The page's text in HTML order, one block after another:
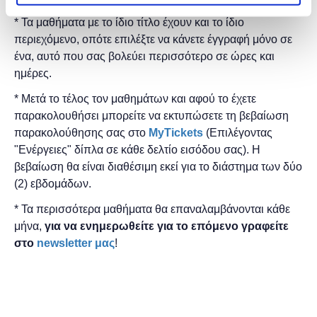
* Τα μαθήματα με το ίδιο τίτλο έχουν και το ίδιο
περιεχόμενο, οπότε επιλέξτε να κάνετε έγγραφή μόνο σε
ένα, αυτό που σας βολεύει περισσότερο σε ώρες και
ημέρες.
* Μετά το τέλος τον μαθημάτων και αφού το έχετε
παρακολουθήσει μπορείτε να εκτυπώσετε τη βεβαίωση
παρακολούθησης ​σας στο MyTickets (Επιλέγοντας
"Ενέργειες" δίπλα σε κάθε δελτίο εισόδου σας). Η
βεβαίωση θα είναι διαθέσιμη εκεί για το διάστημα των δύο
(2) εβδομάδων.
* Τα περισσότερα μαθήματα θα επαναλαμβάνονται κάθε
μήνα, για να ενημερωθείτε για το επόμενο γραφείτε
στο newsletter μας!